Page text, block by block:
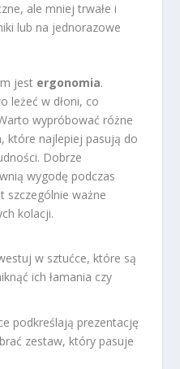
ale mniej trwałe i
lub na jednorazowe
jest ergonomia.
leżeć w dłoni, co
wypróbować różne
które najlepiej pasują do
Dobrze
wygodę podczas
szczególnie ważne
kolacji.
w sztućce, które są
ich łamania czy
podkreślają prezentację
zestaw, który pasuje